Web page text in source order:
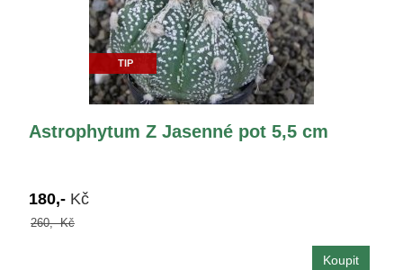
TIP
Astrophytum Z Jasenné pot 5,5 cm
180,- Kč
260,- Kč